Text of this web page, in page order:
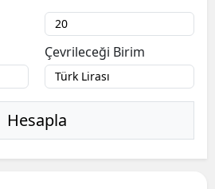
Çevrileceği Birim
Hesapla